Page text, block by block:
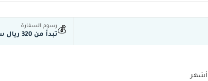
💰
رسوم السفارة
تبدأ من 320 ريال سعودي